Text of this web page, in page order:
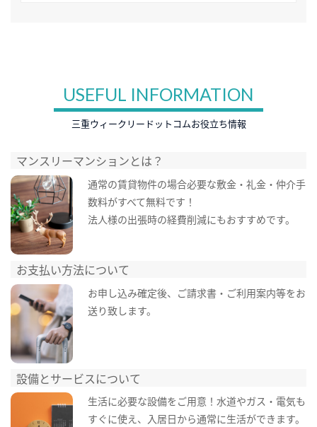
USEFUL INFORMATION
三重ウィークリードットコムお役立ち情報
マンスリーマンションとは？
通常の賃貸物件の場合必要な敷金・礼金・仲介手
数料がすべて無料です！
法人様の出張時の経費削減にもおすすめです。
お支払い方法について
お申し込み確定後、ご請求書・ご利用案内等をお
送り致します。
設備とサービスについて
生活に必要な設備をご用意！水道やガス・電気も
すぐに使え、入居日から通常に生活ができます。